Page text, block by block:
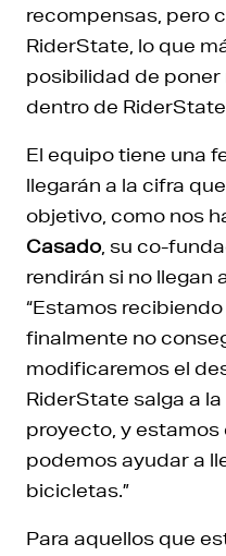
recompensas, pero
RiderState, lo que
posibilidad de poner
dentro de
El equipo tiene una
llegarán a la cifra
objetivo, como nos
Casado , su co-
rendirán si no llegan
“Estamos
finalmente no
modificaremos el
RiderState salga a
proyecto, y
podemos ayudar a
bicicletas.”
Para aquellos que